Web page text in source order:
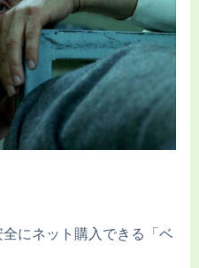
全にネット購入できる「ベ